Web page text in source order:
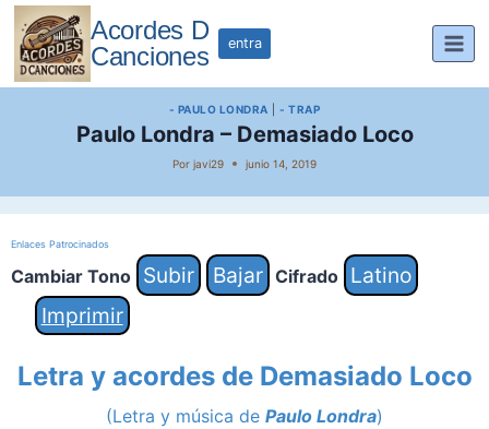
Saltar
contenido
Acordes D
Canciones
entra
- PAULO LONDRA |- TRAP
Paulo Londra – Demasiado Loco
Por javi29 junio 14, 2019
Enlaces Patrocinados
Cambiar Tono Subir Bajar Cifrado
Latino
Imprimir
Letra y acordes de Demasiado Loco
(Letra y música de Paulo Londra)